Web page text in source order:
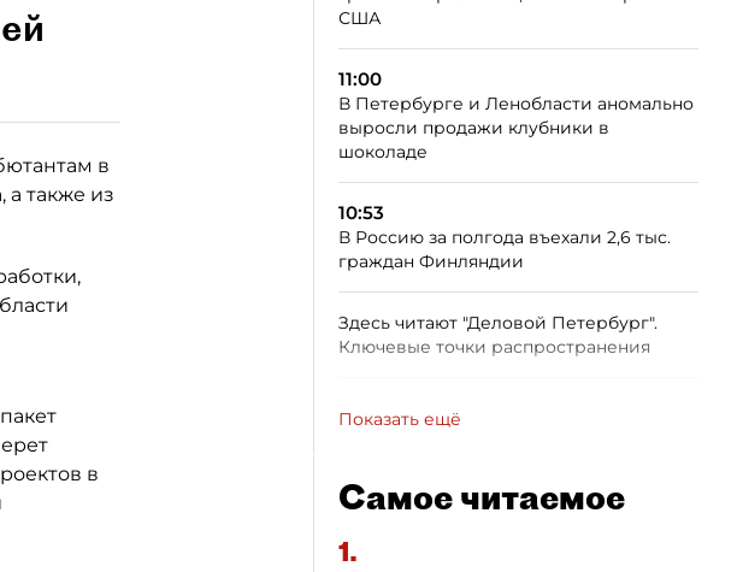
в
а также из
в
США
11:00
В Петербурге и Ленобласти аномально
выросли продажи клубники в
шоколаде
10:53
В Россию за полгода въехали 2,6 тыс.
граждан Финляндии
Здесь читают "Деловой Петербург".
Ключевые точки распространения
Показать ещё
Самое читаемое
1.